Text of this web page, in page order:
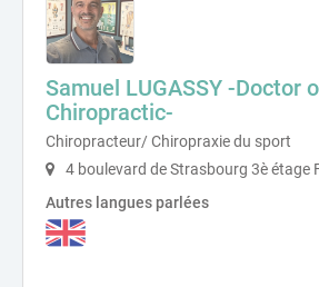
Samuel LUGASSY -Doctor
Chiropractic-
Chiropracteur/ Chiropraxie du sport
4 boulevard de Strasbourg 3è étage
Autres langues parlées